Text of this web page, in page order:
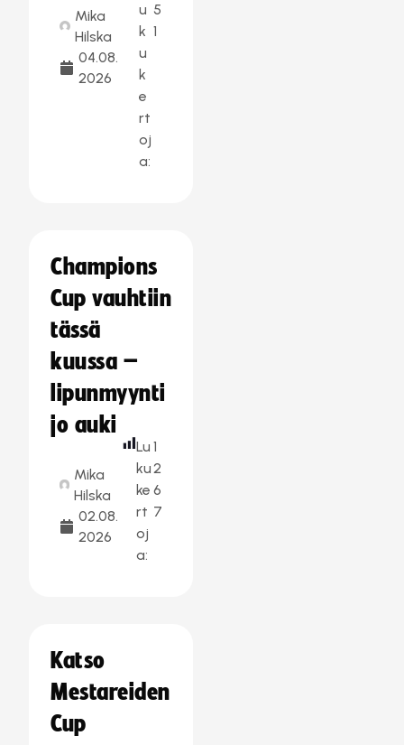
Mika
Hilska
04.08.
2026
u
k
u
k
e
rt
oj
a:
5
1
Champions
Cup vauhtiin
tässä
kuussa –
lipunmyynti
jo auki
Mika
Hilska
02.08.
2026
Lu
ku
ke
rt
oj
a:
1
2
6
7
Katso
Mestareiden
Cup